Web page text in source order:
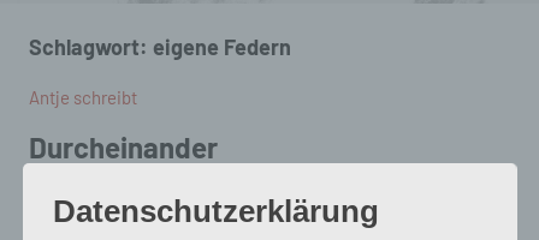
Schlagwort: eigene Federn
Antje schreibt
Durcheinander
vonAntje Münch-Lieblang
November 20, 2009
Datenschutzerklärung